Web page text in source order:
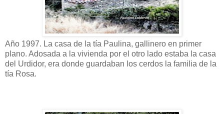
Año 1997. La casa de la tía Paulina, gallinero en primer
plano. Adosada a la vivienda por el otro lado estaba la casa
del Urdidor, era donde guardaban los cerdos la familia de la
tía Rosa.